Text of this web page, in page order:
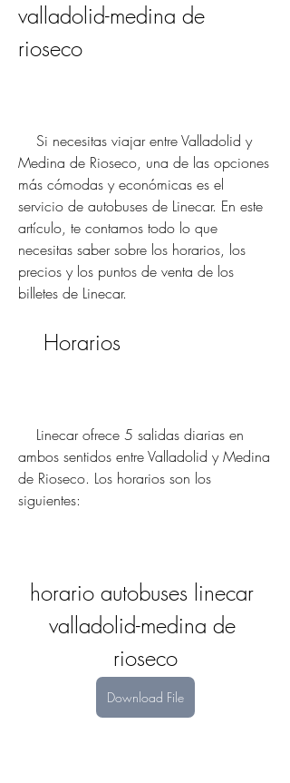
valladolid-medina de
rioseco
Medina de Rioseco, una de las opciones
más cómodas y económicas es el
servicio de autobuses de Linecar. En este
artículo, te contamos todo lo que
necesitas saber sobre los horarios, los
precios y los puntos de venta de los
billetes de Linecar.
    Horarios
ambos sentidos entre Valladolid y Medina
de Rioseco. Los horarios son los
siguientes:
horario autobuses linecar
valladolid-medina de
rioseco
Download File